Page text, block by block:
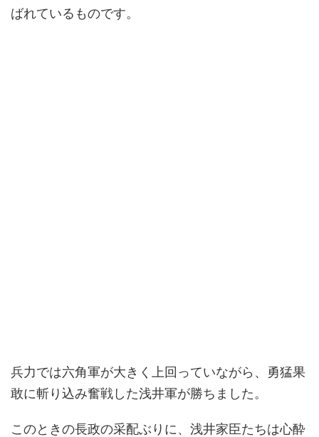
ばれているものです。
兵力では六角軍が大きく上回っていながら、勇猛果
敢に斬り込み奮戦した浅井軍が勝ちました。
このときの長政の采配ぶりに、浅井家臣たちは心酔